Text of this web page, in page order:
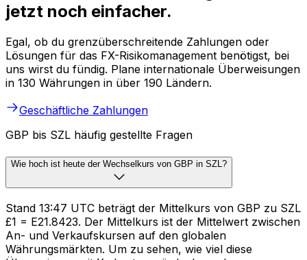
jetzt noch einfacher.
Egal, ob du grenzüberschreitende Zahlungen oder
Lösungen für das FX-Risikomanagement benötigst, bei
uns wirst du fündig. Plane internationale Überweisungen
in 130 Währungen in über 190 Ländern.
Geschäftliche Zahlungen
GBP bis SZL häufig gestellte Fragen
Wie hoch ist heute der Wechselkurs von GBP in SZL?
Stand 13:47 UTC beträgt der Mittelkurs von GBP zu SZL
£1 = E21.8423. Der Mittelkurs ist der Mittelwert zwischen
An- und Verkaufskursen auf den globalen
Währungsmärkten. Um zu sehen, wie viel diese